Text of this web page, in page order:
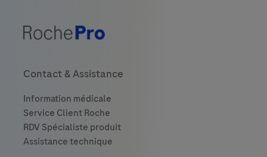
Contact & Assistance